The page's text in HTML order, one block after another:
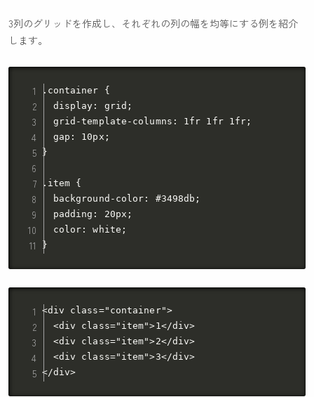
3列のグリッドを作成し、それぞれの列の幅を均等にする例を紹介
します。
.container {
  display: grid;
  grid-template-columns: 1fr 1fr 1fr;
  gap: 10px;
}
.item {
  background-color: #3498db;
  padding: 20px;
  color: white;
}
<div class="container">
  <div class="item">1</div>
  <div class="item">2</div>
  <div class="item">3</div>
</div>